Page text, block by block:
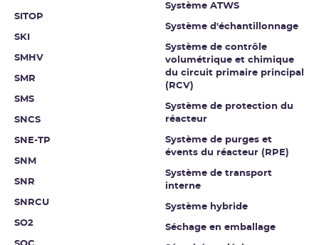
SITOP
SKI
SMHV
SMR
SMS
SNCS
SNE-TP
SNM
SNR
SNRCU
SO2
Système ATWS
Système d'échantillonnage
Système de contrôle
volumétrique et chimique
du circuit primaire principal
(RCV)
Système de protection du
réacteur
Système de purges et
évents du réacteur (RPE)
Système de transport
interne
Système hybride
Séchage en emballage